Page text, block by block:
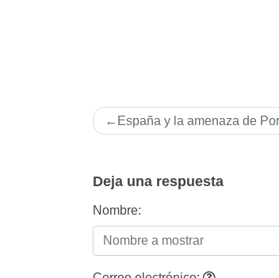
Navegación
de
España y la amenaza de
Deja una respuesta
Nombre: